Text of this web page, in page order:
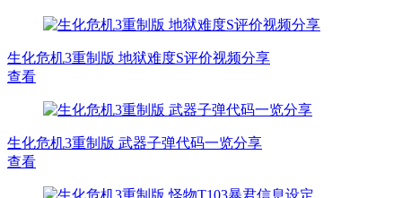
生化危机3重制版 地狱难度S评价视频分享
查看
生化危机3重制版 武器子弹代码一览分享
查看